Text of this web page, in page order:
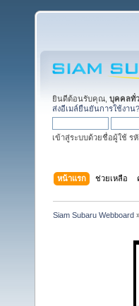
ยินดีต้อนรับคุณ, บุคคลทั่
ส่งอีเมล์ยืนยันการใช้งาน?
เข้าสู่ระบบด้วยชื่อผู้ใช้ ร
หน้าแรก ช่วยเหลือ
Siam Subaru Webboard